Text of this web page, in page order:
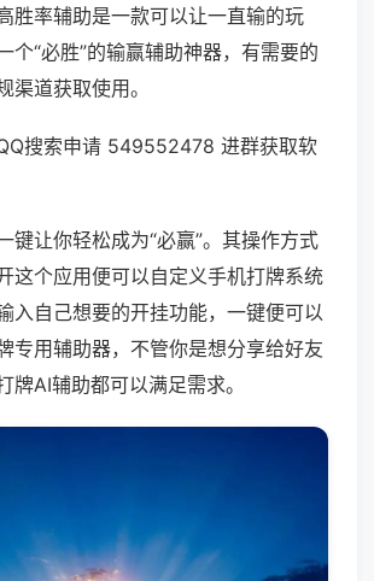
胜率辅助是一款可以让一直输的玩
个“必胜”的输赢辅助神器，有需要的
渠道获取使用。
搜索申请 549552478 进群获取软
键让你轻松成为“必赢”。其操作方式
这个应用便可以自定义手机打牌系统
入自己想要的开挂功能，一键便可以
专用辅助器，不管你是想分享给好友
牌AI辅助都可以满足需求。